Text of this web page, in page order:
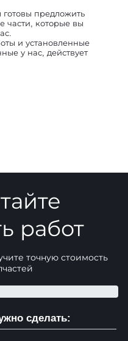
предложить
части, которые вы
и установленные
у нас, действует
работ
точную стоимость
сделать: